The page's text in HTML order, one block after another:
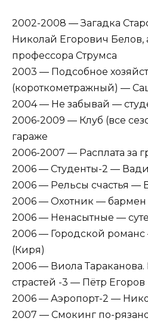
2002-2008 — Загадка
Николай Егорович Белов,
профессора Струмса
2003 — Подсобное
(короткометражный) —
2004 — Не забывай —
2006-2009 — Клуб (все
гараже
2006-2007 — Расплата за
2006 — Студенты-2 —
2006 — Рельсы счастья —
2006 — Охотник — бармен
2006 — Ненасытные —
2006 — Городской
(Киря)
2006 — Виола
страстей -3 — Пётр Егоров
2006 — Аэропорт-2 —
2007 — Смокинг по-